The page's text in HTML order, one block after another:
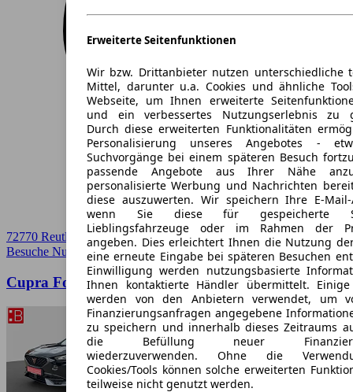
Erweiterte Seitenfunktionen
Wir bzw. Drittanbieter nutzen unterschiedliche
Mittel, darunter u.a. Cookies und ähnliche
Webseite, um Ihnen erweiterte
und ein verbessertes Nutzungserlebnis zu
Durch diese erweiterten Funktionalitäten
Personalisierung unseres Angebotes -
Suchvorgänge bei einem späteren Besuch
passende Angebote aus Ihrer Nähe
personalisierte Werbung und Nachrichten
diese auszuwerten. Wir speichern Ihre E-Mail-
wenn Sie diese für gespeicherte
Lieblingsfahrzeuge oder im Rahmen der
angeben. Dies erleichtert Ihnen die Nutzung
eine erneute Eingabe bei späteren Besuchen
Einwilligung werden nutzungsbasierte
Ihnen kontaktierte Händler übermittelt. Einige
werden von den Anbietern verwendet, um
Finanzierungsanfragen angegebene
zu speichern und innerhalb dieses Zeitraums
die Befüllung neuer
wiederzuverwenden. Ohne die
Cookies/Tools können solche erweiterten
teilweise nicht genutzt werden.
72770 Reutlingen
Besuche Null Leasing➚
Cupra Formentor 1.5 TSI Anz. 990,-